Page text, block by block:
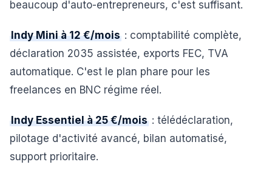
beaucoup d'auto-entrepreneurs, c'est suffisant.
Indy Mini à 12 €/mois : comptabilité complète,
déclaration 2035 assistée, exports FEC, TVA
automatique. C'est le plan phare pour les
freelances en BNC régime réel.
Indy Essentiel à 25 €/mois : télédéclaration,
pilotage d'activité avancé, bilan automatisé,
support prioritaire.